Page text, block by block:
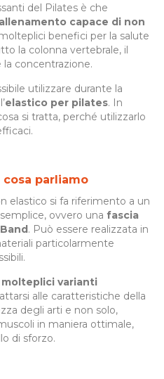
del Pilates è che
capace di non
benefici per la salute
la colonna vertebrale, il
concentrazione.
utilizzare durante la
elastico per pilates. In
si tratta, perché utilizzarlo
parliamo
elastico si fa riferimento a un
ovvero una fascia
. Può essere realizzata in
particolarmente
molteplici varianti
alle caratteristiche della
degli arti e non solo,
in maniera ottimale,
di sforzo.